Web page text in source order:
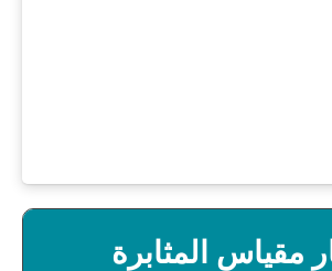
مقياس المثابرة